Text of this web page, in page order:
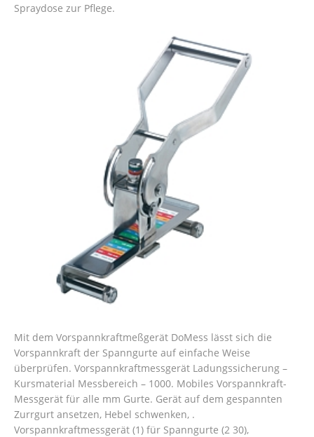
Spraydose zur Pflege.
Mit dem Vorspannkraftmeßgerät DoMess lässt sich die
Vorspannkraft der Spanngurte auf einfache Weise
überprüfen. Vorspannkraftmessgerät Ladungssicherung –
Kursmaterial Messbereich – 1000. Mobiles Vorspannkraft-
Messgerät für alle mm Gurte. Gerät auf dem gespannten
Zurrgurt ansetzen, Hebel schwenken, .
Vorspannkraftmessgerät (1) für Spanngurte (2 30),